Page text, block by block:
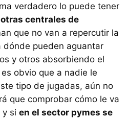
verdadero lo puede tener
centrales de
que no van a repercutir la
dónde pueden aguantar
y otros absorbiendo el
obvio que a nadie le
tipo de jugadas, aún no
que comprobar cómo le va
y si en el sector pymes se